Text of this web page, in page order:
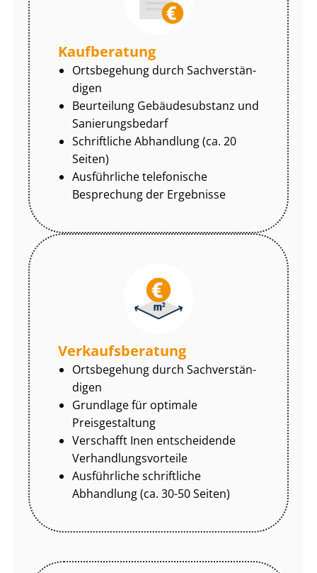
Kaufberatung
Ortsbegehung durch Sach­ver­stän­
di­gen
Beurteilung Gebäudesubstanz und
Sa­nie­rungs­be­darf
Schriftliche Abhandlung (ca. 20
Seiten)
Ausführliche telefonische
Besprechung der Ergebnisse
Ver­kaufs­be­ra­tung
Ortsbegehung durch Sach­ver­stän­
di­gen
Grundlage für optimale
Preisgestaltung
Verschafft Inen entscheidende
Ver­hand­lungs­vor­tei­le
Ausführliche schriftliche
Abhandlung (ca. 30-50 Seiten)